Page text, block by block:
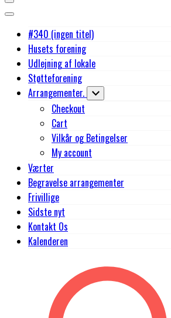
#340 (ingen titel)
Husets forening
Udlejning af lokale
Støtteforening
Arrangementer.
Checkout
Cart
Vilkår og Betingelser
My account
Værter
Begravelse arrangementer
Frivillige
Sidste nyt
Kontakt Os
Kalenderen